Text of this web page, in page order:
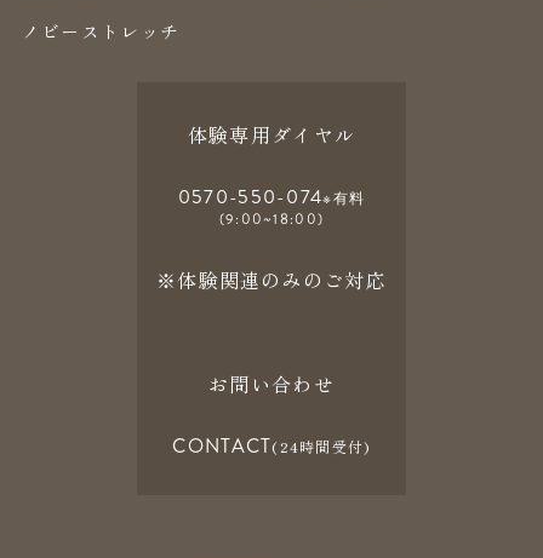
ノビーストレッチ
体験専用ダイヤル
0570-550-074※有料
(9:00~18:00)
※体験関連のみのご対応
お問い合わせ
CONTACT(24時間受付)